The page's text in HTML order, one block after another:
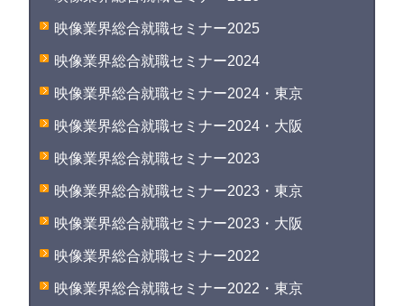
映像業界総合就職セミナー2025
映像業界総合就職セミナー2024
映像業界総合就職セミナー2024・東京
映像業界総合就職セミナー2024・大阪
映像業界総合就職セミナー2023
映像業界総合就職セミナー2023・東京
映像業界総合就職セミナー2023・大阪
映像業界総合就職セミナー2022
映像業界総合就職セミナー2022・東京